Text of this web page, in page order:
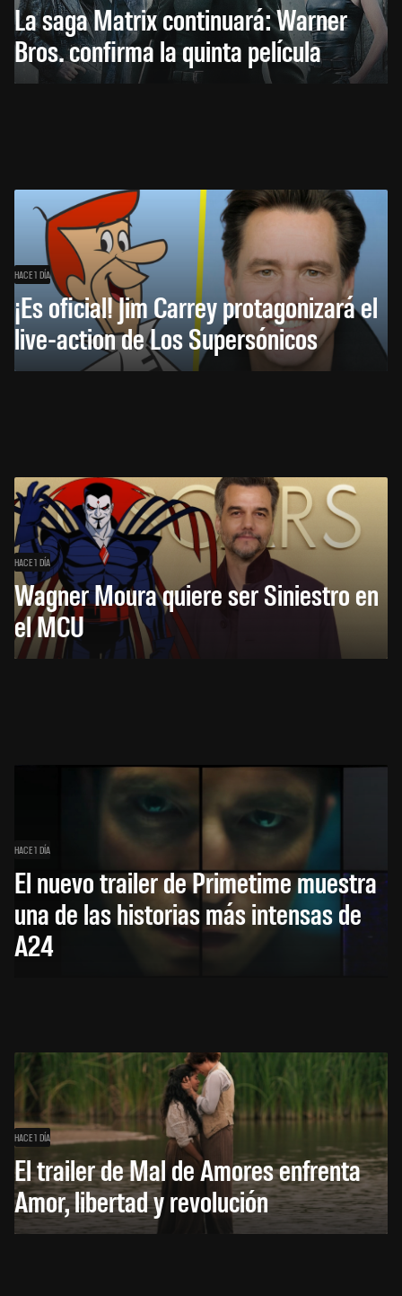
La saga Matrix continuará: Warner
Bros. confirma la quinta película
HACE 1 DÍA
¡Es oficial! Jim Carrey protagonizará el
live-action de Los Supersónicos
HACE 1 DÍA
Wagner Moura quiere ser Siniestro en
el MCU
HACE 1 DÍA
El nuevo trailer de Primetime muestra
una de las historias más intensas de
A24
HACE 1 DÍA
El trailer de Mal de Amores enfrenta
Amor, libertad y revolución